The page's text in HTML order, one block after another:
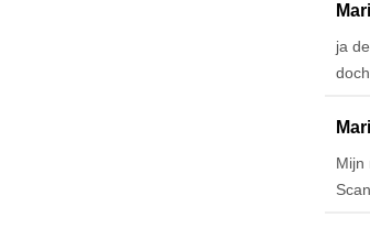
ja
Mijn